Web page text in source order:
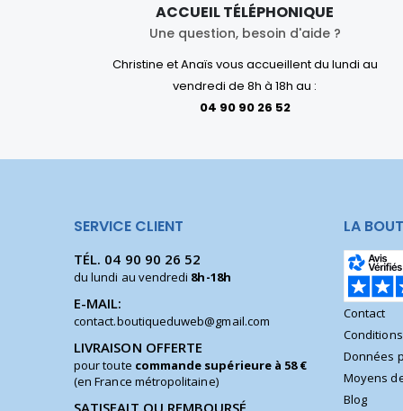
ACCUEIL TÉLÉPHONIQUE
Une question, besoin d'aide ?
Christine et Anaïs vous accueillent du lundi au
vendredi de 8h à 18h au :
04 90 90 26 52
SERVICE CLIENT
TÉL. 04 90 90 26 52
du lundi au vendredi 8h-18h
E-MAIL:
contact.boutiqueduweb@gmail.com
LIVRAISON OFFERTE
pour toute commande supérieure à 58 €
(en France métropolitaine)
SATISFAIT OU REMBOURSÉ
LA
Contact
Données
Moyens
Blog